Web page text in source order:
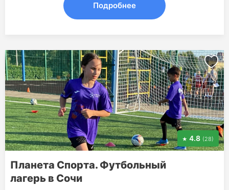
Подробнее
4.8 (28)
Планета Спорта. Футбольный
лагерь в Сочи